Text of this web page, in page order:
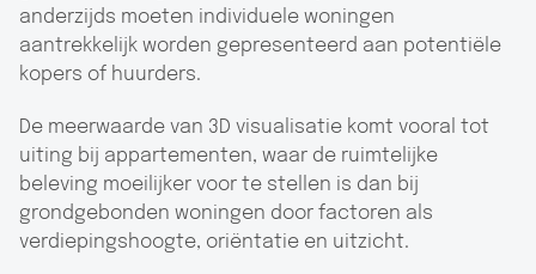
anderzijds moeten individuele woningen
aantrekkelijk worden gepresenteerd aan potentiële
kopers of huurders.
De meerwaarde van 3D visualisatie komt vooral tot
uiting bij appartementen, waar de ruimtelijke
beleving moeilijker voor te stellen is dan bij
grondgebonden woningen door factoren als
verdiepingshoogte, oriëntatie en uitzicht.